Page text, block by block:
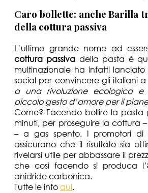
Caro bollette: anche Barilla
della cottura passiva
L’ultimo grande nome ad
cottura passiva della pasta è
multinazionale ha infatti
social per convincere gli italiani a
a una rivoluzione ecologica
piccolo gesto d’amore per il
Come? Facendo bollire la pasta
minuti, per proseguire la cottura
– a gas spento. I promotori di
assicurano che il risultato sia
rivelarsi utile per abbassare il
che così facendo si produca
anidride carbonica.
Tutte le infoqui.